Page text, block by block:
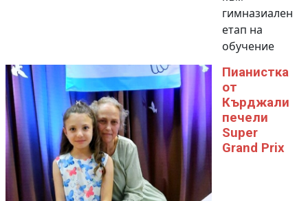
гимназиален
етап на
обучение
Пианистка
от
Кърджали
печели
Super
Grand Prix